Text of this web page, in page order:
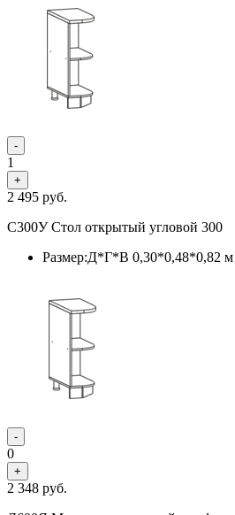
-
1
+
2 495 руб.
С300У Стол открытый угловой 300
Размер:Д*Г*В 0,30*0,48*0,82 м
-
0
+
2 348 руб.